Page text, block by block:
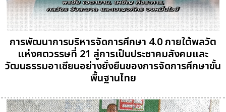
การพัฒนาการบริหารจัดการศึกษา 4.0 ภายใต้พลวัต
แห่งศตวรรษที่ 21 สู่การเป็นประชาคมสังคมและ
วัฒนธรรมอาเซียนอย่างยั่งยืนของการจัดการศึกษาขั้น
พื้นฐานไทย